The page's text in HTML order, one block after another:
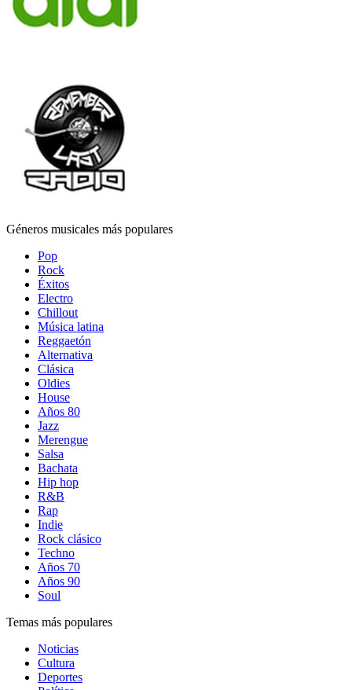
Géneros musicales más populares
Pop
Rock
Éxitos
Electro
Chillout
Música latina
Reggaetón
Alternativa
Clásica
Oldies
House
Años 80
Jazz
Merengue
Salsa
Bachata
Hip hop
R&B
Rap
Indie
Rock clásico
Techno
Años 70
Años 90
Soul
Temas más populares
Noticias
Cultura
Deportes